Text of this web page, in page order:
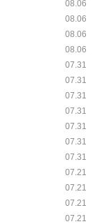
08.06
08.06
08.06
08.06
07.31
07.31
07.31
07.31
07.31
07.31
07.31
07.21
07.21
07.21
07.21